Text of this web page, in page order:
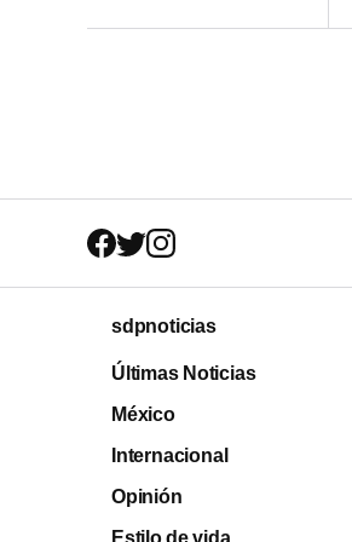
sdpnoticias
Últimas Noticias
México
Internacional
Opinión